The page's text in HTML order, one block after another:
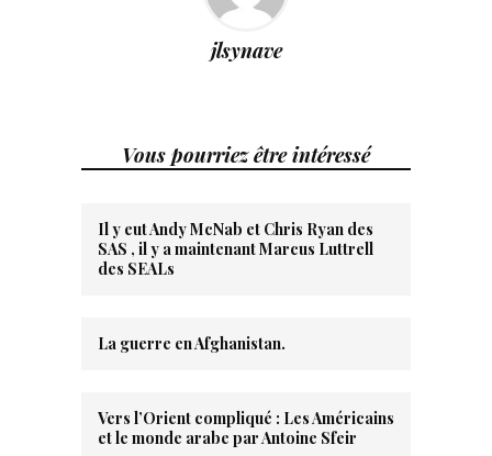
jlsynave
Vous pourriez être intéressé
Il y eut Andy McNab et Chris Ryan des
SAS , il y a maintenant Marcus Luttrell
des SEALs
La guerre en Afghanistan.
Vers l’Orient compliqué : Les Américains
et le monde arabe par Antoine Sfeir